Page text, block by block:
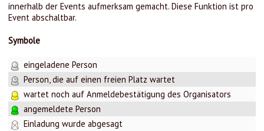
innerhalb der Events aufmerksam gemacht. Diese Funktion ist pro
Event abschaltbar.
Symbole
eingeladene Person
Person, die auf einen freien Platz wartet
wartet noch auf Anmeldebestätigung des Organisators
angemeldete Person
Einladung wurde abgesagt